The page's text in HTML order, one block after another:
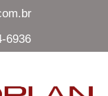
6936